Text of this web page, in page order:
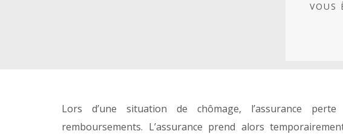
VOUS
Lors d’une situation de chômage, l’assurance
remboursements. L’assurance prend alors